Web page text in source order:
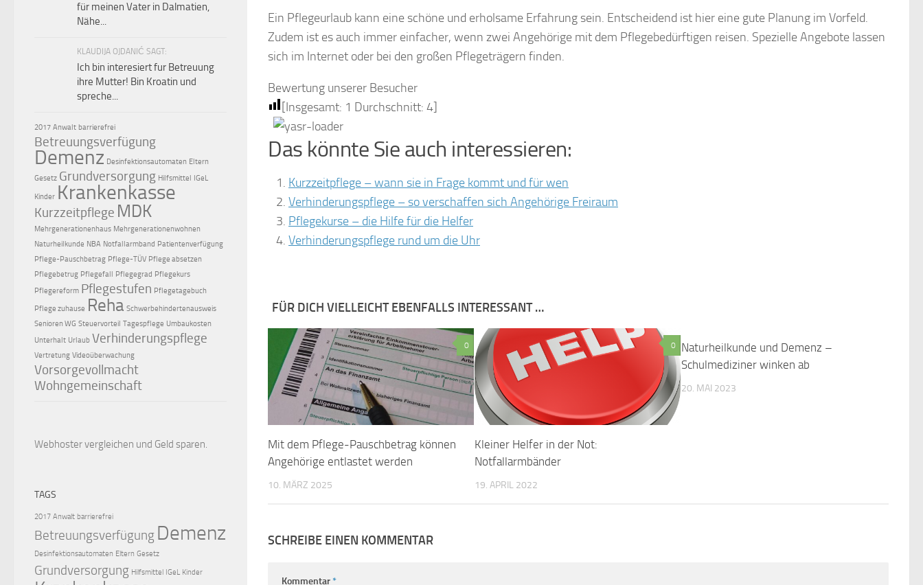
Ein Pflegeurlaub kann eine schöne und erholsame Erfahrung sein. Entscheidend ist hier eine gute Planung im Vorfeld.
Zudem ist es auch immer einfacher, wenn zwei Angehörige mit dem Pflegebedürftigen reisen. Spezielle Angebote lassen
sich im Internet oder bei den großen Pflegeträgern finden.
Bewertung unserer Besucher
[Insgesamt: 1 Durchschnitt: 4]
Das könnte Sie auch interessieren:
Kurzzeitpflege – wann sie in Frage kommt und für wen
Verhinderungspflege – so verschaffen sich Angehörige Freiraum
Pflegekurse – die Hilfe für die Helfer
Verhinderungspflege rund um die Uhr
FÜR DICH VIELLEICHT EBENFALLS INTERESSANT …
0
Mit dem Pflege-Pauschbetrag können
Angehörige entlastet werden
10. MÄRZ 2025
0
Kleiner Helfer in der Not:
Notfallarmbänder
19. APRIL 2022
Naturheilkunde und Demenz –
Schulmediziner winken ab
20. MAI 2023
SCHREIBE EINEN KOMMENTAR
Kommentar*
für meinen Vater in Dalmatien,
Nähe...
KLAUDIJA OJDANIĆ SAGT:
Ich bin interesiert fur Betreuung
ihre Mutter! Bin Kroatin und
spreche...
2017 Anwalt barrierefrei
Betreuungsverfügung
Demenz Desinfektionsautomaten Eltern
Gesetz Grundversorgung Hilfsmittel IGeL
Kinder Krankenkasse
Kurzzeitpflege MDK
Mehrgenerationenhaus Mehrgenerationenwohnen
Naturheilkunde NBA Notfallarmband Patientenverfügung
Pflege-Pauschbetrag Pflege-TÜV Pflege absetzen
Pflegebetrug Pflegefall Pflegegrad Pflegekurs
Pflegereform Pflegestufen Pflegetagebuch
Pflege zuhause Reha Schwerbehindertenausweis
Senioren WG Steuervorteil Tagespflege Umbaukosten
Unterhalt Urlaub Verhinderungspflege
Vertretung Videoüberwachung
Vorsorgevollmacht
Wohngemeinschaft
Webhoster vergleichen und Geld sparen.
TAGS
2017 Anwalt barrierefrei
Betreuungsverfügung Demenz
Desinfektionsautomaten Eltern Gesetz
Grundversorgung Hilfsmittel IGeL Kinder